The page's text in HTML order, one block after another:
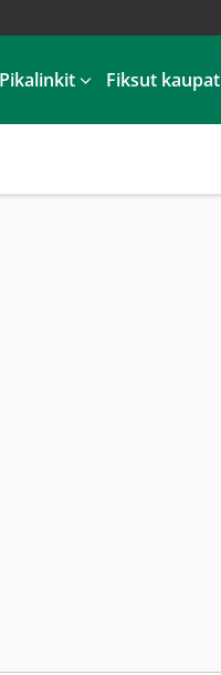
Pikalinkit Fiksut kaupat